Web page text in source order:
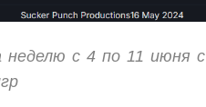
неделю с 4 по 11 июня с